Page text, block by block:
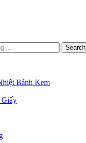
Search
Bánh Kem